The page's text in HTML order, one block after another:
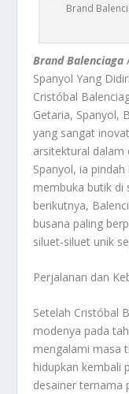
Brand
Brand Balenciaga
Spanyol Yang
Cristóbal
Getaria, Spanyol,
yang sangat
arsitektural dalam
Spanyol, ia
membuka butik di
berikutnya,
busana paling
siluet-siluet unik
Perjalanan dan
Setelah Cristóbal
modenya pada
mengalami masa
hidupkan kembali
desainer ternama